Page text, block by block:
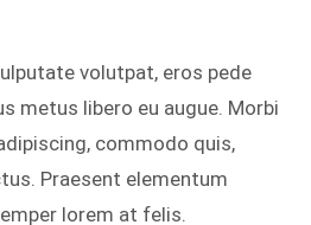
volutpat, eros pede
metus libero eu augue. Morbi
commodo quis,
Praesent elementum
lorem at felis.